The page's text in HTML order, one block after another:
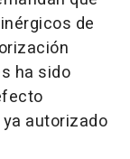
de
ha sido
autorizado